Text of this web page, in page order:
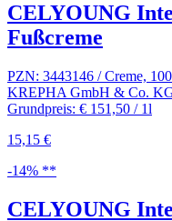
CELYOUNG
Fußcreme
PZN: 3443146 / Creme,
KREPHA GmbH & Co.
Grundpreis: € 151,50 / 1l
15,15 €
-14% **
CELYOUNG